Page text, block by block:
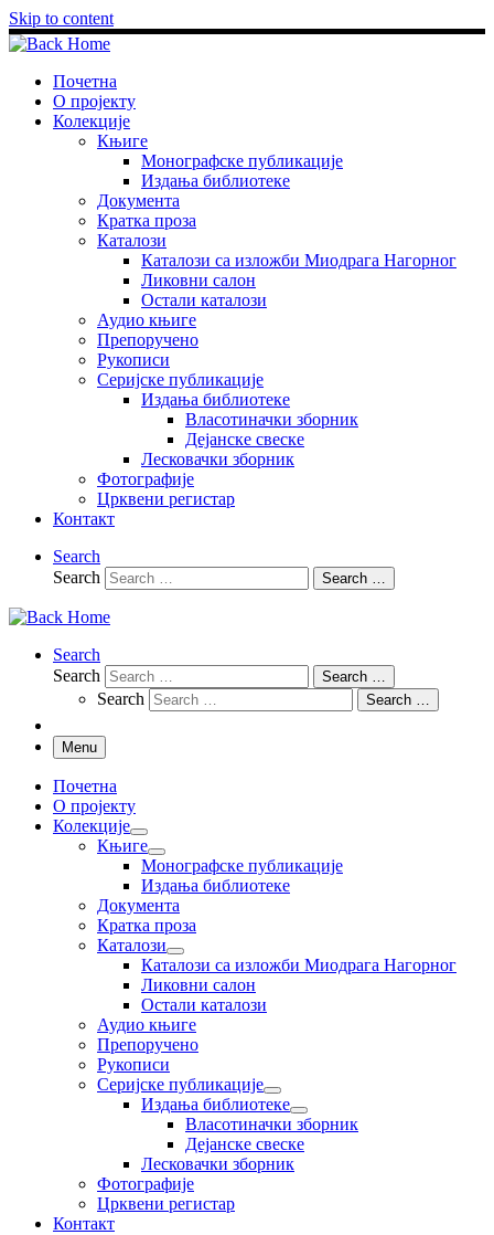
Skip to content
Почетна
О пројекту
Колекције
Књиге
Монографске публикације
Издања библиотеке
Документа
Кратка проза
Каталози
Каталози са изложби Миодрага Нагорног
Ликовни салон
Остали каталози
Аудио књиге
Препоручено
Рукописи
Серијске публикације
Издања библиотеке
Власотиначки зборник
Дејанске свеске
Лесковачки зборник
Фотографије
Црквени регистар
Контакт
Search
Search
Search …
Search
Search
Search …
Search Search …
Menu
Почетна
О пројекту
Колекције
Књиге
Монографске публикације
Издања библиотеке
Документа
Кратка проза
Каталози
Каталози са изложби Миодрага Нагорног
Ликовни салон
Остали каталози
Аудио књиге
Препоручено
Рукописи
Серијске публикације
Издања библиотеке
Власотиначки зборник
Дејанске свеске
Лесковачки зборник
Фотографије
Црквени регистар
Контакт